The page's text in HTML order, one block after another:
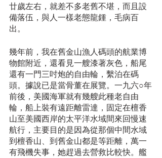
廿歲左右，就差不多老舊不堪，而且設
備落伍，與人一樣老態龍鍾，毛病百
出。
幾年前，我在舊金山漁人碼頭的航業博
物館附近，還看見一艘漆著灰色，船尾
還有一門三吋炮的自由輪，繫泊在碼
頭。據說已是當骨董在展覽。一九六○年
前後，美國海軍就有幾艘此種老自由
輪，船上裝有遠距離雷達，固定在檀香
山至美國西岸的太平洋水域間來回慢速
航行，主要目的是因為從那個中間水域
到檀香山、到舊金山都是等距離，萬一
有飛機失事，她趕過去營救比較快。艦